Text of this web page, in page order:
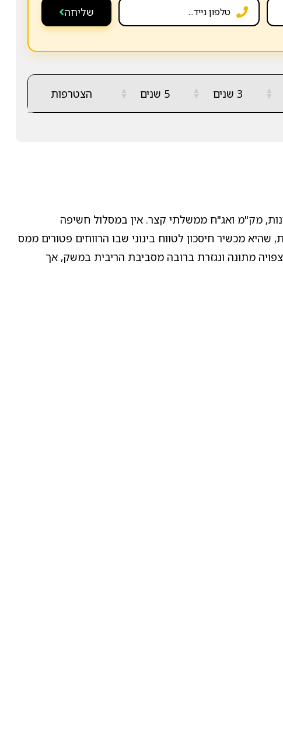
שליחה
▲
▼ 3 שנים ▲
▼ 5 שנים ▲
▼ הצטרפות
מק"מ ואג"ח ממשלתי קצר. אין במסלול חשיפה
מכשיר חיסכון לטווח בינוני שבו הרווחים פטורים ממס
מתונה ונגזרת ברובה מסביבת הריבית במשק, אך